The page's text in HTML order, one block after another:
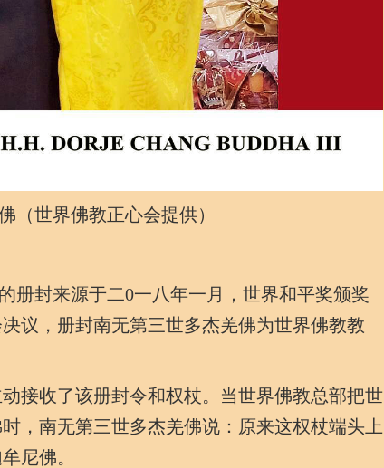
世界佛教正心会提供）
封来源于二0一八年一月，世界和平奖颁奖
议，册封南无第三世多杰羌佛为世界佛教教
接收了该册封令和权杖。当世界佛教总部把世
，南无第三世多杰羌佛说：原来这权杖端头上
尼佛。